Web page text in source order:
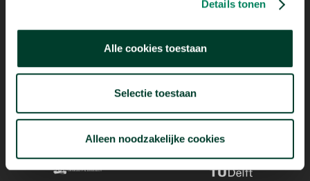
Details tonen
Alle cookies toestaan
Selectie toestaan
Alleen noodzakelijke cookies
Mogelijk dankzij